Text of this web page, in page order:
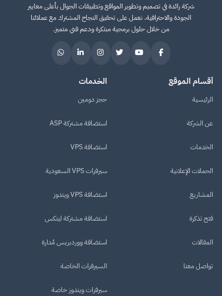
شركة رائدة في تصميم وتطوير المواقع وتطبيقات الجوال بأعلى معايير
الجودة والاحترافية. نعمل على تحقيق النجاح المشترك مع عملائنا
من خلال حلول برمجية مبتكرة ودعم فني متميز.
أقسام الموقع
الرئيسية
عن الشركة
الخدمات
الحملات الإعلانية
المشاريع
فتح تذكرة
المقالات
تواصل معنا
الخدمات
حجز دومين
استضافة مشتركة ASP
استضافة VPS
سيرفرات VPS السعودية
استضافة VPS ويندوز
استضافة مشتركة لينكس
استضافة ووردبريس مُدارة
السيرفرات الخاصة
سيرفرات ويندوز خاصة